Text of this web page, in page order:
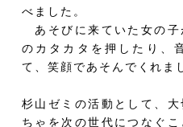
べました。
あそびに来ていた女の子
のカタカタを押したり、
て、笑顔であそんでくれま
杉山ゼミの活動として、
ちゃを次の世代につなぐ